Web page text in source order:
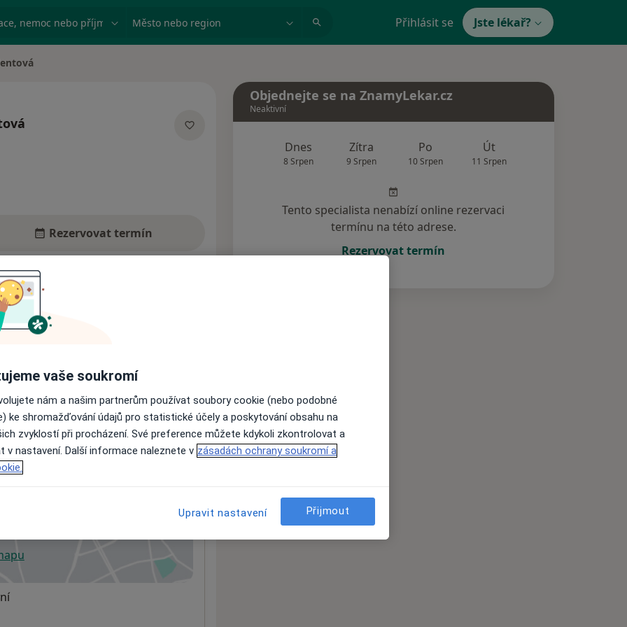
nemoc nebo příjmení Město nebo region Přihlásit se Jste lékař?
Rezervovat termín
nejsou k dispozici
informace o svých službách.
v nové záložce
Objednejte se na ZnamyLekar.cz
Neaktivní
Dnes
8 Srpen
Zítra
9 Srpen
Po
10 Srpen
Út
11 Srpen
Tento specialista nenabízí online rezervaci
termínu na této adrese.
Rezervovat termín
vaše soukromí
nám a našim partnerům používat soubory cookie (nebo podobné
ke shromažďování údajů pro statistické účely a poskytování obsahu na
zvyklostí při procházení. Své preference můžete kdykoli zkontrolovat a
v nastavení. Další informace naleznete v zásadách ochrany soukromí a
Upravit nastavení Přijmout